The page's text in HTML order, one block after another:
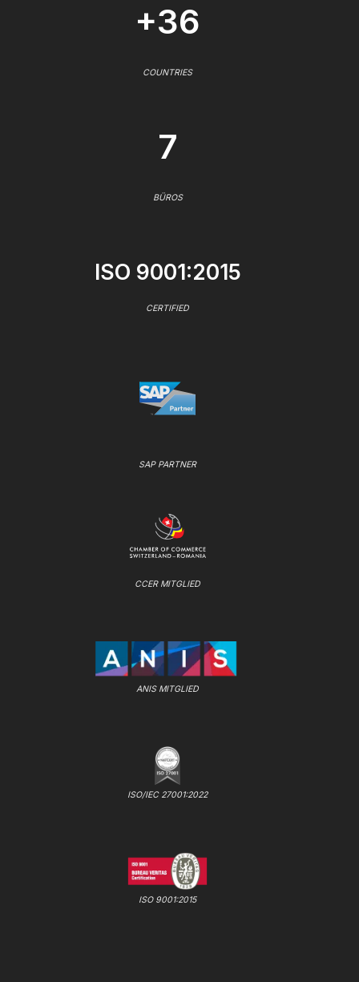
+36
COUNTRIES
7
BÜROS
ISO 9001:2015
CERTIFIED
SAP PARTNER
CCER MITGLIED
ANIS MITGLIED
ISO/IEC 27001:2022
ISO 9001:2015